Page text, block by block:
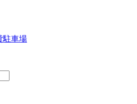
駐車場